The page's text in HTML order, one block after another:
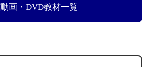
動画・DVD教材一覧